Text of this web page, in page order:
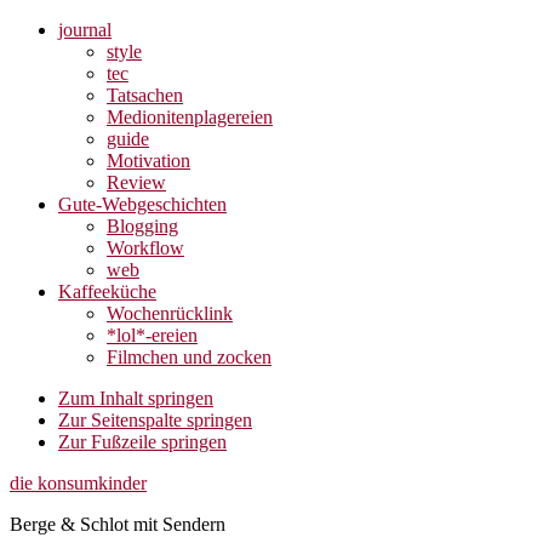
journal
style
tec
Tatsachen
Medionitenplagereien
guide
Motivation
Review
Gute-Webgeschichten
Blogging
Workflow
web
Kaffeeküche
Wochenrücklink
*lol*-ereien
Filmchen und zocken
Zum Inhalt springen
Zur Seitenspalte springen
Zur Fußzeile springen
die konsumkinder
Berge & Schlot mit Sendern